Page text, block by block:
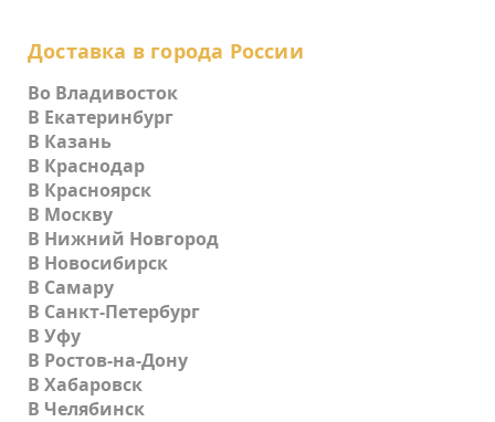
Доставка в города России
Во Владивосток
В Екатеринбург
В Казань
В Краснодар
В Красноярск
В Москву
В Нижний Новгород
В Новосибирск
В Самару
В Санкт-Петербург
В Уфу
В Ростов-на-Дону
В Хабаровск
В Челябинск